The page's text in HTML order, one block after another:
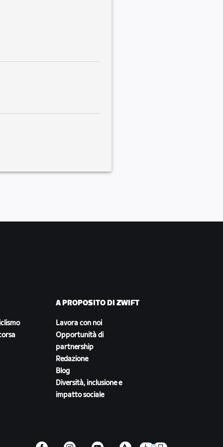
A PROPOSITO DI ZWIFT
Lavora con noi
Opportunità di
partnership
Redazione
Blog
Diversità, inclusione e
impatto sociale